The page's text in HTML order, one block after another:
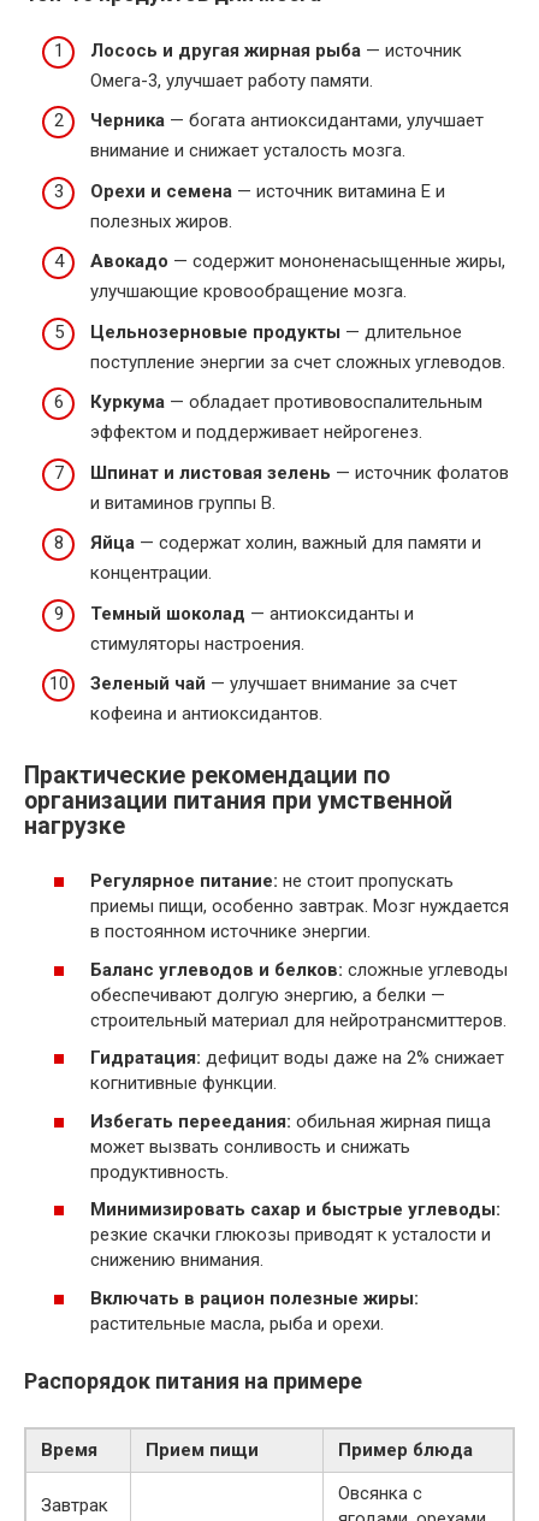
Лосось и другая жирная рыба — источник
Омега-3, улучшает работу памяти.
Черника — богата антиоксидантами, улучшает
внимание и снижает усталость мозга.
Орехи и семена — источник витамина E и
полезных жиров.
Авокадо — содержит мононенасыщенные жиры,
улучшающие кровообращение мозга.
Цельнозерновые продукты — длительное
поступление энергии за счет сложных углеводов.
Куркума — обладает противовоспалительным
эффектом и поддерживает нейрогенез.
Шпинат и листовая зелень — источник фолатов
и витаминов группы B.
Яйца — содержат холин, важный для памяти и
концентрации.
Темный шоколад — антиоксиданты и
стимуляторы настроения.
Зеленый чай — улучшает внимание за счет
кофеина и антиоксидантов.
Практические рекомендации по
организации питания при умственной
нагрузке
Регулярное питание: не стоит пропускать
приемы пищи, особенно завтрак. Мозг нуждается
в постоянном источнике энергии.
Баланс углеводов и белков: сложные углеводы
обеспечивают долгую энергию, а белки —
строительный материал для нейротрансмиттеров.
Гидратация: дефицит воды даже на 2% снижает
когнитивные функции.
Избегать переедания: обильная жирная пища
может вызвать сонливость и снижать
продуктивность.
Минимизировать сахар и быстрые углеводы:
резкие скачки глюкозы приводят к усталости и
снижению внимания.
Включать в рацион полезные жиры:
растительные масла, рыба и орехи.
Распорядок питания на примере
Время Прием пищи Пример блюда
Завтрак
Овсянка с